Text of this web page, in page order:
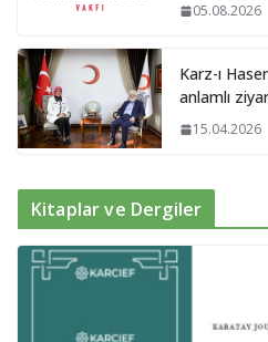
05.08.2026
Karz-ı
anlamlı
15.04.2026
Kitaplar ve Dergiler